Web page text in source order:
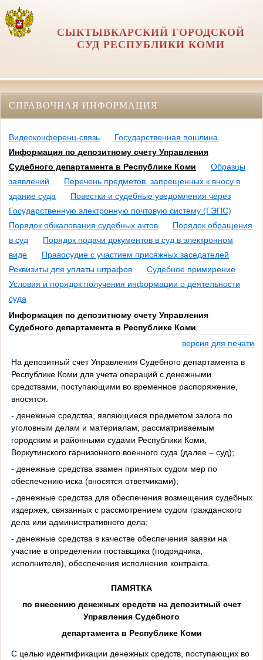
СЫКТЫВКАРСКИЙ ГОРОДСКОЙ
СУД РЕСПУБЛИКИ КОМИ
СПРАВОЧНАЯ ИНФОРМАЦИЯ
Видеоконференц-связь
Государственная пошлина
Информация по депозитному счету Управления
Судебного департамента в Республике Коми
Образцы
заявлений
Перечень предметов, запрещенных к вносу в
здание суда
Повестки и судебные уведомления через
Государственную электронную почтовую систему (ГЭПС)
Порядок обжалования судебных актов
Порядок обращения
в суд
Порядок подачи документов в суд в электронном
виде
Правосудие с участием присяжных заседателей
Реквизиты для уплаты штрафов
Судебное примирение
Условия и порядок получения информации о деятельности
суда
Информация по депозитному счету Управления
Судебного департамента в Республике Коми
версия для печати
На депозитный счет Управления Судебного департамента в
Республике Коми для учета операций с денежными
средствами, поступающими во временное распоряжение,
вносятся:
- денежные средства, являющиеся предметом залога по
уголовным делам и материалам, рассматриваемым
городским и районными судами Республики Коми,
Воркутинского гарнизонного военного суда (далее – суд);
- денежные средства взамен принятых судом мер по
обеспечению иска (вносятся ответчиками);
- денежные средства для обеспечения возмещения судебных
издержек, связанных с рассмотрением судом гражданского
дела или административного дела;
- денежные средства в качестве обеспечения заявки на
участие в определении поставщика (подрядчика,
исполнителя), обеспечения исполнения контракта.
ПАМЯТКА
по внесению денежных средств на депозитный счет
Управления Судебного
департамента в Республике Коми
С целью идентификации денежных средств, поступающих во